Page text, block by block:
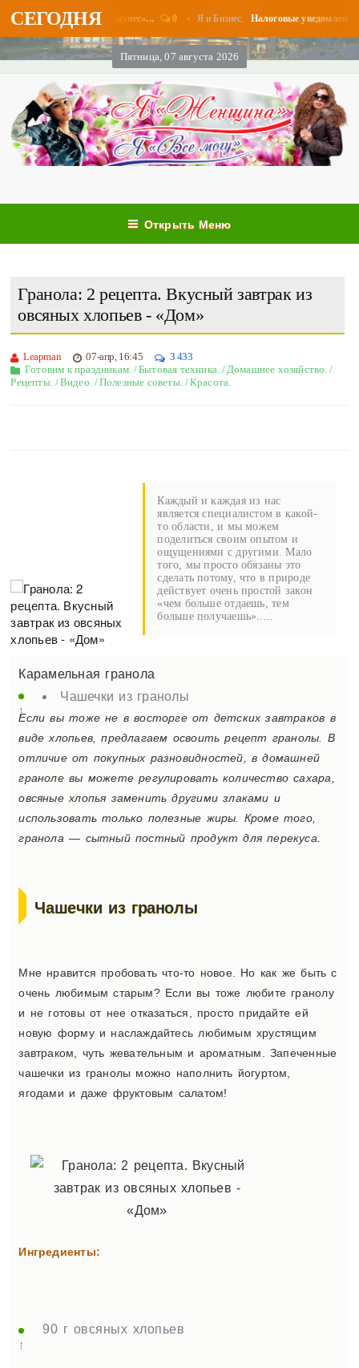
СЕГОДНЯ
в августе - «Бизнес»... 0 Я и Бизнес. Налоговые уведомления и
Пятница, 07 августа 2026
Открыть Меню
Гранола: 2 рецепта. Вкусный завтрак из
овсяных хлопьев - «Дом»
Leapman 07-апр, 16:45
3 433
Готовим к праздникам. /Бытовая техника. /Домашнее хозяйство. /
Рецепты. /Видео./Полезные советы./Красота.
Каждый и каждая из нас
является специалистом в какой-
то области, и мы можем
поделиться своим опытом и
ощущениями с другими. Мало
того, мы просто обязаны это
сделать потому, что в природе
действует очень простой закон
«чем больше отдаешь, тем
больше получаешь».....
Карамельная гранола
Чашечки из гранолы
Если вы тоже не в восторге от детских завтраков в
виде хлопьев, предлагаем освоить рецепт гранолы. В
отличие от покупных разновидностей, в домашней
граноле вы можете регулировать количество сахара,
овсяные хлопья заменить другими злаками и
использовать только полезные жиры. Кроме того,
гранола — сытный постный продукт для перекуса.
Чашечки из гранолы
Мне нравится пробовать что-то новое. Но как же быть с
очень любимым старым? Если вы тоже любите гранолу
и не готовы от нее отказаться, просто придайте ей
новую форму и наслаждайтесь любимым хрустящим
завтраком, чуть жевательным и ароматным. Запеченные
чашечки из гранолы можно наполнить йогуртом,
ягодами и даже фруктовым салатом!
Ингредиенты:
90 г овсяных хлопьев